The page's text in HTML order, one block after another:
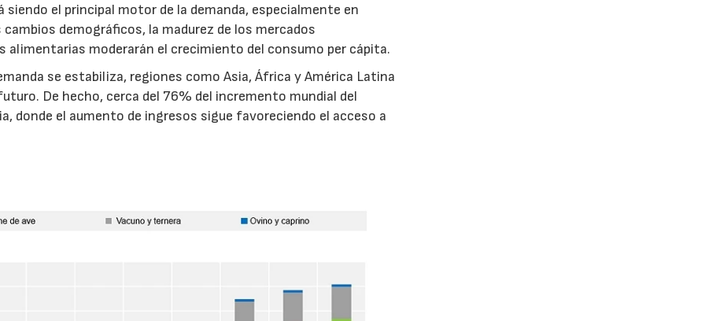
el principal motor de la demanda, especialmente en
demográficos, la madurez de los mercados
alimentarias moderarán el crecimiento del consumo per cápita.
se estabiliza, regiones como Asia, África y América Latina
De hecho, cerca del 76% del incremento mundial del
donde el aumento de ingresos sigue favoreciendo el acceso a